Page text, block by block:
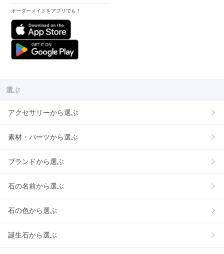
オーダーメイドをアプリでも！
選ぶ
アクセサリーから選ぶ
素材・パーツから選ぶ
ブランドから選ぶ
石の名前から選ぶ
石の色から選ぶ
誕生石から選ぶ